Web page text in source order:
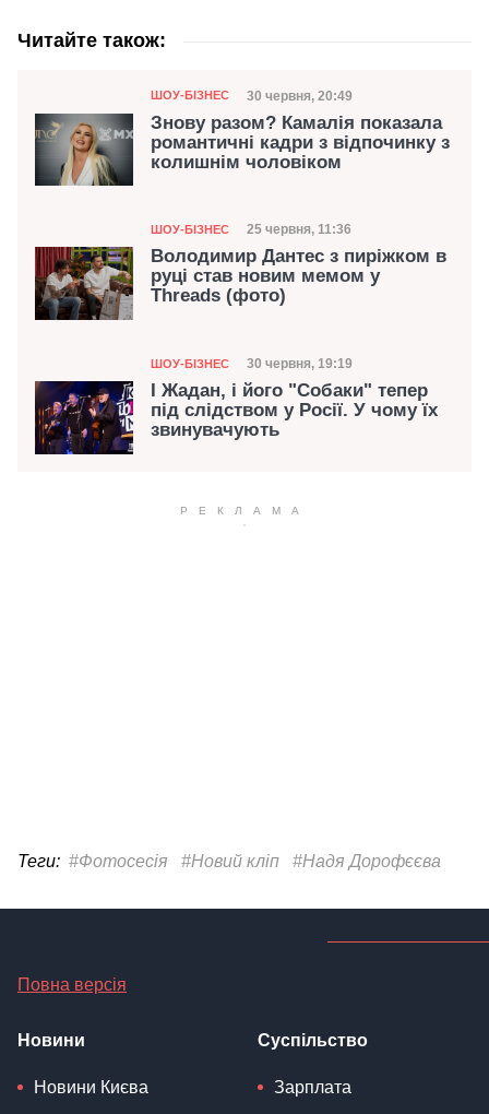
Читайте також:
Категорія
ШОУ-БІЗНЕС Дата публікації
30 червня, 20:49
Знову разом? Камалія показала
романтичні кадри з відпочинку з
колишнім чоловіком
Категорія
ШОУ-БІЗНЕС Дата публікації
25 червня, 11:36
Володимир Дантес з пиріжком в
руці став новим мемом у
Threads (фото)
Категорія
ШОУ-БІЗНЕС Дата публікації
30 червня, 19:19
І Жадан, і його "Собаки" тепер
під слідством у Росії. У чому їх
звинувачують
Теги: #Фотосесія #Новий кліп #Надя Дорофєєва
Повна версія
Новини
Новини Києва
Суспільство
Зарплата